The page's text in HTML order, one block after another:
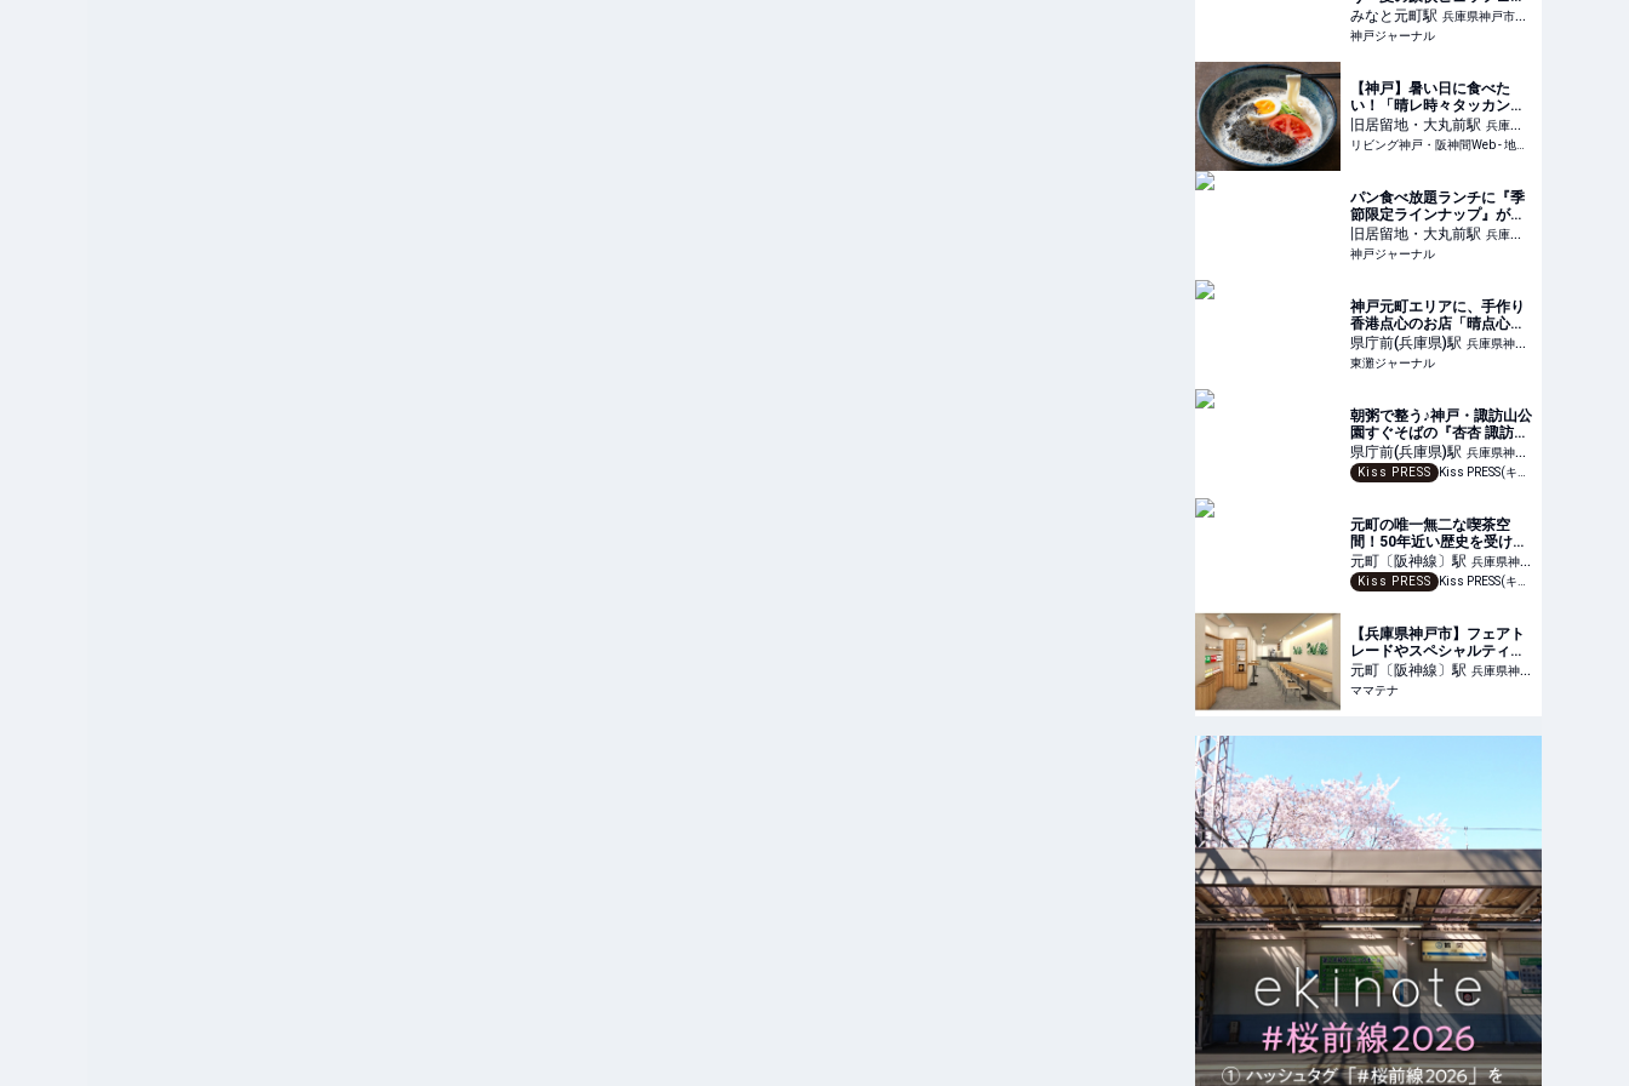
が始まってる。話題の「ジ
ャークチキン」も食べ放
題。ポートタワーホテル |
みなと元町駅 兵庫県神戸市中
央区
神戸ジャーナル
【神戸】暑い日に食べた
い！「晴レ時々タッカンマ
リ食堂」の冷麺など夏季限
定ランチを紹介
旧居留地・大丸前駅 兵庫県
神戸市中央区
リビング神戸・阪神間Web - 地元密着！ 神戸、阪神間、北阪神、明石ほかのグルメ、イベント、お出かけ、習い事情報
パン食べ放題ランチに『季
節限定ラインナップ』が登
場してる。メリケンパーク
のTOOTH TOOTH | 神戸ジ
ャーナル
旧居留地・大丸前駅 兵庫県
神戸市中央区
神戸ジャーナル
神戸元町エリアに、手作り
香港点心のお店「晴点心」
さんが4月1日にオープン！
本場広東の味が楽しめるみ
たい #新規オープン #新店
東灘ジャーナル
県庁前(兵庫県)駅 兵庫県神戸
市中央区
東灘ジャーナル
朝粥で整う♪神戸・諏訪山公
園すぐそばの『杏杏 諏訪山
工房』でおいしく楽しく朝
活
県庁前(兵庫県)駅 兵庫県神戸
市中央区
Kiss PRESS Kiss PRESS(キッスプレス) | 街を、もっと楽しもう
元町の唯一無二な喫茶空
間！50年近い歴史を受け継
ぎ世代を超え刺さる『自鳴
琴』
元町〔阪神線〕駅 兵庫県神戸
市中央区
Kiss PRESS Kiss PRESS(キッスプレス) | 街を、もっと楽しもう
【兵庫県神戸市】フェアト
レードやスペシャルティコ
ーヒーを販売する「toho
coffee shop 神戸元町」
OPEN | ママテナ
元町〔阪神線〕駅 兵庫県神戸
市中央区
ママテナ